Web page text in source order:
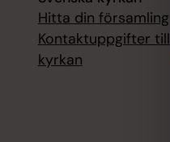
Hitta din församling
Kontaktuppgifter
kyrkan